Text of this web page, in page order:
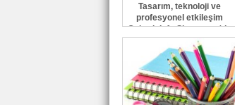
Tasarım, teknoloji ve
profesyonel etkileşim
Geberit Info Showroom'da
buluştu